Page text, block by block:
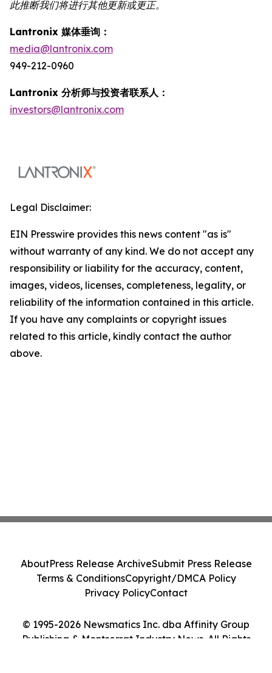
此推断我们将进行其他更新或更正。
Lantronix 媒体垂询：
media@lantronix.com
949-212-0960
Lantronix 分析师与投资者联系人：
investors@lantronix.com
Legal Disclaimer:
EIN Presswire provides this news content "as is"
without warranty of any kind. We do not accept any
responsibility or liability for the accuracy, content,
images, videos, licenses, completeness, legality, or
reliability of the information contained in this article.
If you have any complaints or copyright issues
related to this article, kindly contact the author
above.
© 1995-2026 Newsmatics Inc. dba Affinity Group
Publishing & Montserrat Industry News. All Rights
AboutPress Release ArchiveSubmit Press Release
Terms & ConditionsCopyright/DMCA Policy
Privacy PolicyContact